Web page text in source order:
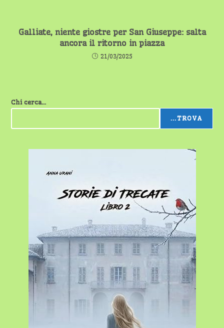
Galliate, niente giostre per San Giuseppe: salta
ancora il ritorno in piazza
21/03/2025
Chi cerca...
...TROVA